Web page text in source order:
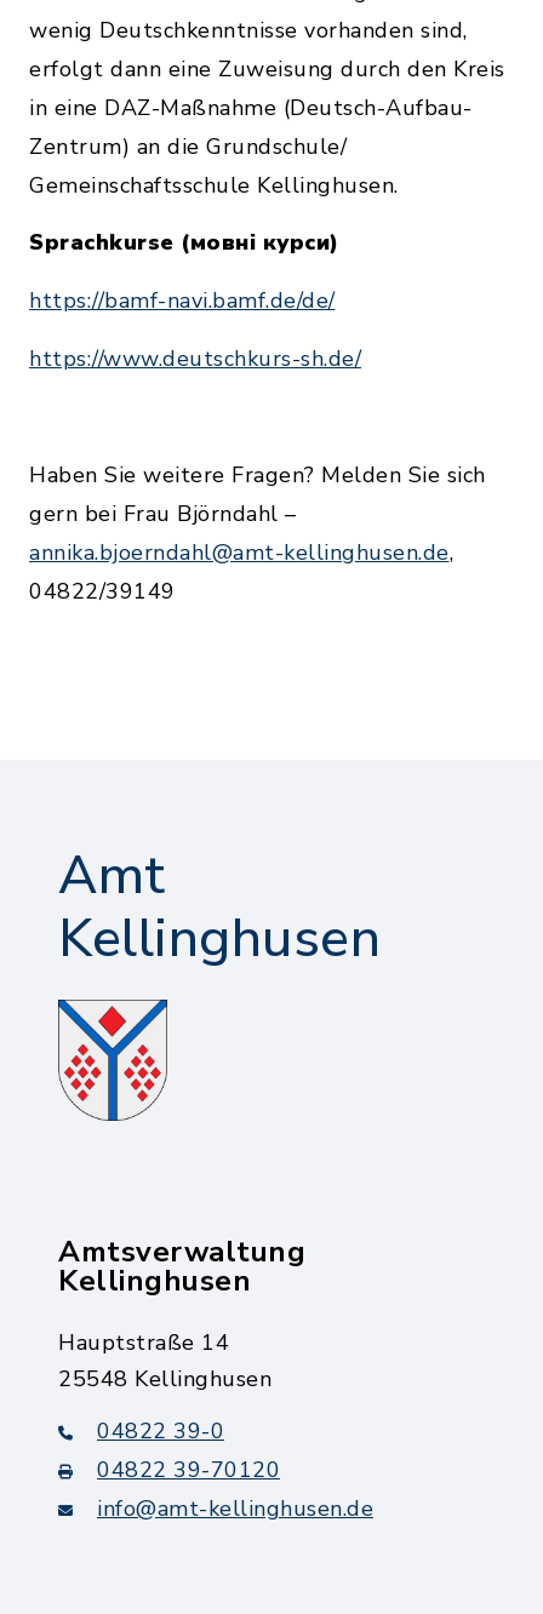
wenig Deutschkenntnisse vorhanden sind,
erfolgt dann eine Zuweisung durch den Kreis
in eine DAZ-Maßnahme (Deutsch-Aufbau-
Zentrum) an die Grundschule/
Gemeinschaftsschule Kellinghusen.
Sprachkurse (мовні курси)
https://bamf-navi.bamf.de/de/
https://www.deutschkurs-sh.de/
Haben Sie weitere Fragen? Melden Sie sich
gern bei Frau Björndahl –
annika.bjoerndahl@amt-kellinghusen.de,
04822/39149
Amt
Kellinghusen
Amtsverwaltung
Kellinghusen
Hauptstraße 14
25548 Kellinghusen
04822 39-0
04822 39-70120
info@amt-kellinghusen.de